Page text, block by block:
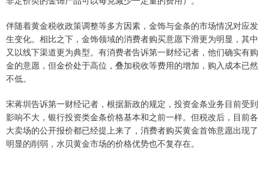
伴随着黄金税收政策调整等多方因素，金饰与金条的市场情况对应发
生变化。相比之下，金饰领域的消费者购买意愿下滑更为明显，其中
又以线下渠道更为典型。有消费者告诉第一财经记者，他们确实有购
金的意愿，但金价处于高位，叠加税收等费用的增加，购入成本已然
不低。
宋蒋圳告诉第一财经记者，根据新政的规定，投资金条业务目前受到
影响不大，银行投资类金条价格基本和之前一样。但税改后，目前各
大卖场的公开报价都已经提上来了，消费者购买黄金首饰意愿出现了
明显的削弱，水贝黄金市场的价格优势也不复存在。